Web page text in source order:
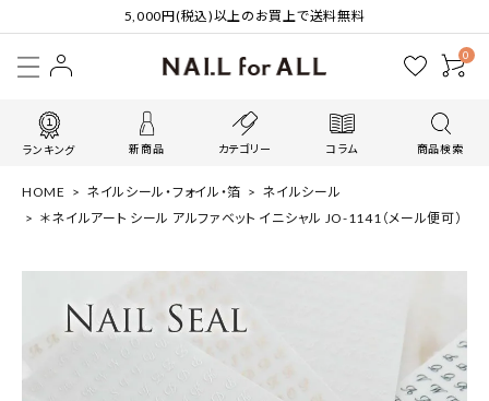
5,000円(税込)以上のお買上で送料無料
0
ランキング 新商品 カテゴリー コラム 商品検索
HOME ネイルシール・フォイル・箔
ネイルシール
＊ネイルアート シール アルファベット イニシャル JO-1141（メール便可）